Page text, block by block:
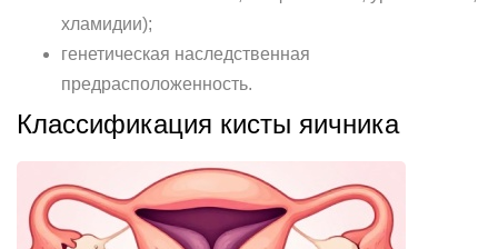
хламидии);
генетическая наследственная
предрасположенность.
Классификация кисты яичника